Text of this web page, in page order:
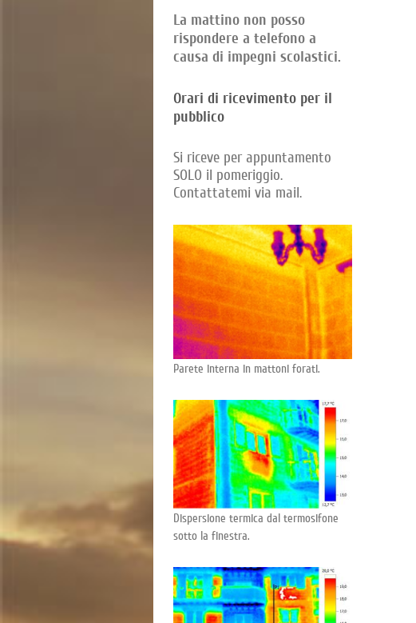
La mattino non posso
rispondere a telefono a
causa di impegni scolastici.
Orari di ricevimento per il
pubblico
Si riceve per appuntamento
SOLO il pomeriggio.
Contattatemi via mail.
Parete interna in mattoni forati.
Dispersione termica dal termosifone
sotto la finestra.